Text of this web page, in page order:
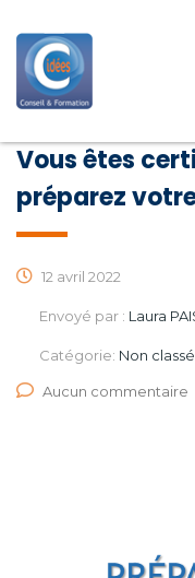
Vous êtes
préparez
12 avril 2022
Envoyé par : Laura
Catégorie: Non classé
Aucun commentaire